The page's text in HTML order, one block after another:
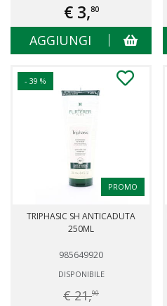
€ 3,80
AGGIUNGI
- 39 %
PROMO
TRIPHASIC SH ANTICADUTA
250ML
985649920
DISPONIBILE
€ 21,90